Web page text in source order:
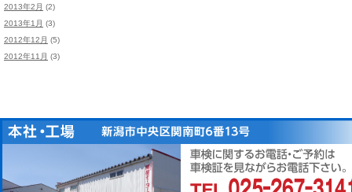
2013年2月 (2)
2013年1月 (3)
2012年12月 (5)
2012年11月 (3)